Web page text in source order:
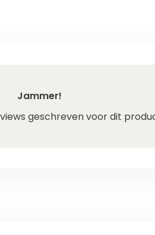
Jammer!
geschreven voor dit